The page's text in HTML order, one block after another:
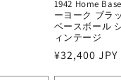
1942 Home
ーヨーク ブラ
ベースボール
ィンテージ
通
常
¥32,400 JPY